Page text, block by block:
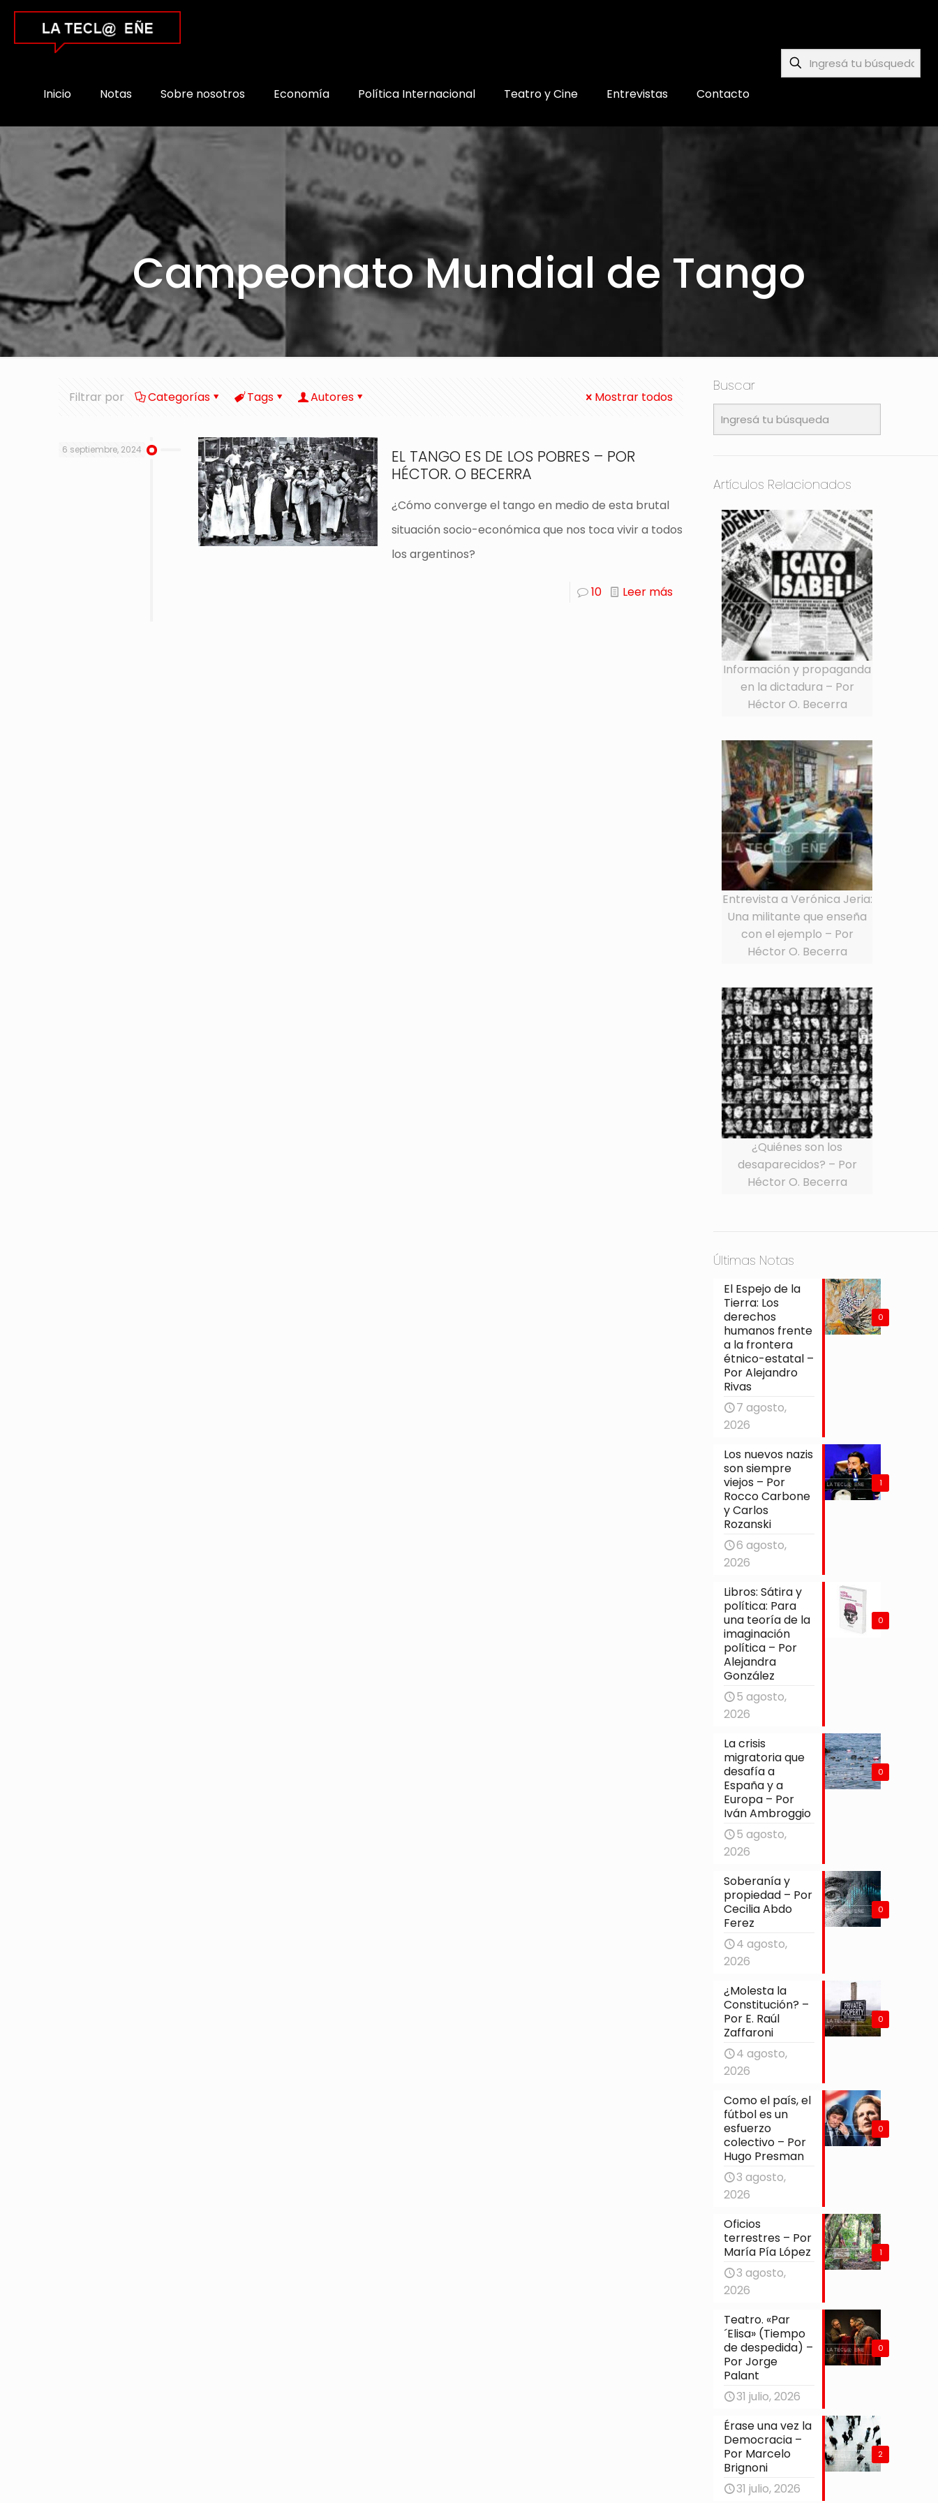
Inicio Notas Sobre nosotros Economía Política Internacional Teatro y Cine Entrevistas Contacto
Campeonato Mundial de Tango
Filtrar por Categorías Tags Autores Mostrar todos
6 septiembre, 2024
EL TANGO ES DE LOS POBRES – POR
HÉCTOR. O BECERRA
¿Cómo converge el tango en medio de esta brutal
situación socio-económica que nos toca vivir a todos
los argentinos?
10 Leer más
Buscar
Artículos Relacionados
Información y propaganda
en la dictadura – Por
Héctor O. Becerra
Entrevista a Verónica Jeria:
Una militante que enseña
con el ejemplo – Por
Héctor O. Becerra
¿Quiénes son los
desaparecidos? – Por
Héctor O. Becerra
Últimas Notas
0
El Espejo de la
Tierra: Los
derechos
humanos frente
a la frontera
étnico-estatal –
Por Alejandro
Rivas
7 agosto,
2026
1
Los nuevos nazis
son siempre
viejos – Por
Rocco Carbone
y Carlos
Rozanski
6 agosto,
2026
0
Libros: Sátira y
política: Para
una teoría de la
imaginación
política – Por
Alejandra
González
5 agosto,
2026
0
La crisis
migratoria que
desafía a
España y a
Europa – Por
Iván Ambroggio
5 agosto,
2026
0
Soberanía y
propiedad – Por
Cecilia Abdo
Ferez
4 agosto,
2026
0
¿Molesta la
Constitución? –
Por E. Raúl
Zaffaroni
4 agosto,
2026
0
Como el país, el
fútbol es un
esfuerzo
colectivo – Por
Hugo Presman
3 agosto,
2026
1
Oficios
terrestres – Por
María Pía López
3 agosto,
2026
0
Teatro. «Par
´Elisa» (Tiempo
de despedida) –
Por Jorge
Palant
31 julio, 2026
2
Érase una vez la
Democracia –
Por Marcelo
Brignoni
31 julio, 2026